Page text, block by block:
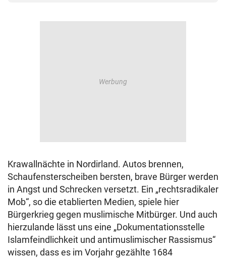
Krawallnächte in Nordirland. Autos brennen,
Schaufensterscheiben bersten, brave Bürger werden
in Angst und Schrecken versetzt. Ein „rechtsradikaler
Mob“, so die etablierten Medien, spiele hier
Bürgerkrieg gegen muslimische Mitbürger. Und auch
hierzulande lässt uns eine „Dokumentationsstelle
Islamfeindlichkeit und antimuslimischer Rassismus“
wissen, dass es im Vorjahr gezählte 1684